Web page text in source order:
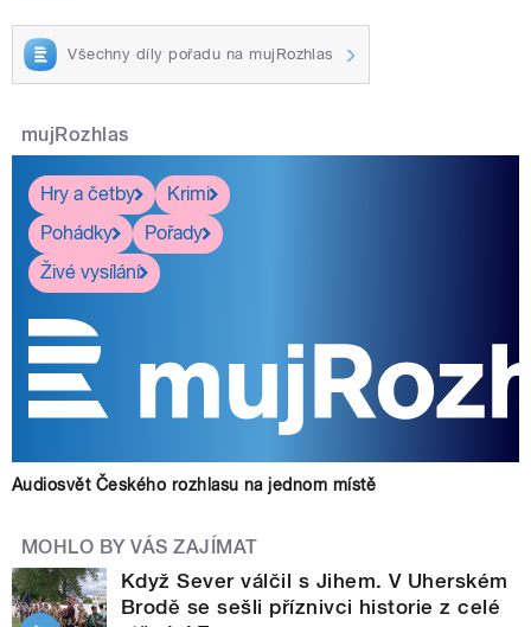
Všechny díly pořadu na mujRozhlas
mujRozhlas
Hry a četby
Krimi
Pohádky
Pořady
Živé vysílání
Audiosvět Českého rozhlasu na jednom místě
MOHLO BY VÁS ZAJÍMAT
Když Sever válčil s Jihem. V Uherském
Brodě se sešli příznivci historie z celé